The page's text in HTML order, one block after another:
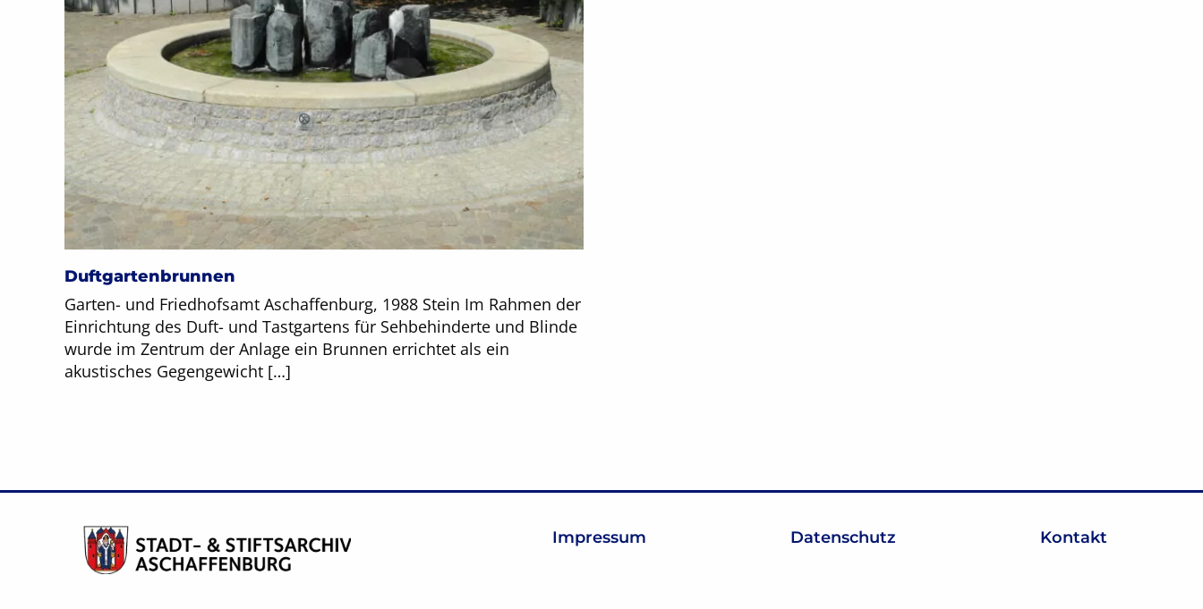
Duftgartenbrunnen
Garten- und Friedhofsamt Aschaffenburg, 1988 Stein Im Rahmen der
Einrichtung des Duft- und Tastgartens für Sehbehinderte und Blinde
wurde im Zentrum der Anlage ein Brunnen errichtet als ein
akustisches Gegengewicht […]
Impressum Datenschutz Kontakt